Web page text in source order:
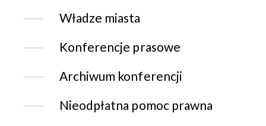
Władze miasta
Konferencje prasowe
Archiwum konferencji
Nieodpłatna pomoc prawna